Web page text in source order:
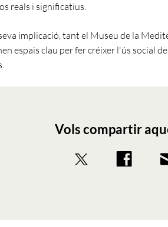
reals i significatius.
implicació, tant el Museu de la
espais clau per fer créixer l'ús social
Vols compartir